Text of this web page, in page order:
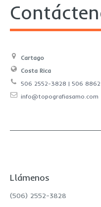
Cartago
Costa Rica
506 2552-3828 | 506
info@topografiasamo.com
Llámenos
(506) 2552-3828